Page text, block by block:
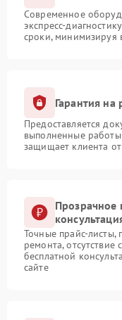
Современное
экспресс-
сроки, минимизируя
Гарантия на
Предоставляется
выполненные
защищает клиента
Прозрачное
Точные прайс-листы,
ремонта,
бесплатной
сайте